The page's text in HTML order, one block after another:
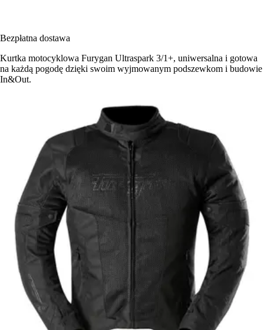
Bezpłatna dostawa
Kurtka motocyklowa Furygan Ultraspark 3/1+, uniwersalna i gotowa
na każdą pogodę dzięki swoim wyjmowanym podszewkom i budowie
In&Out.